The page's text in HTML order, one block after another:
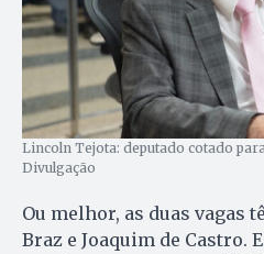
Lincoln Tejota: deputado cotado
Divulgação
Ou melhor, as duas vagas
Braz e Joaquim de Castro.